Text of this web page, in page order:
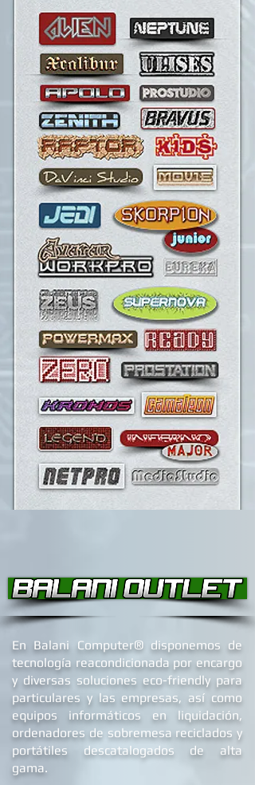
En Balani Computer®disponemos de
tecnología reacondicionada por encargo
y diversas soluciones eco-friendly para
particulares y las empresas, así como
equipos informáticos en liquidación,
ordenadores de sobremesa reciclados y
portátiles descatalogados de alta
gama.